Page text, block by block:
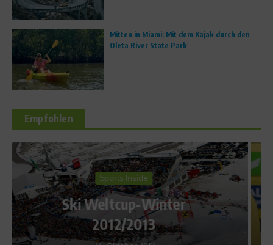
Mitten in Miami: Mit dem Kajak durch den
Oleta River State Park
Empfohlen
News
Löwen-Talk feiert Premiere
8. Mai 2019